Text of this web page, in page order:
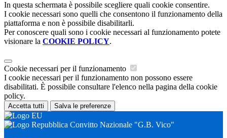
In questa schermata è possibile scegliere quali cookie consentire.
I cookie necessari sono quelli che consentono il funzionamento della
piattaforma e non è possibile disabilitarli.
Per conoscere quali sono i cookie necessari al funzionamento potete
visionare la COOKIE POLICY.
Cookie necessari per il funzionamento
I cookie necessari per il funzionamento non possono essere
disabilitati. È possibile consultare l'elenco nella pagina della cookie
policy.
Accetta tutti Salva le preferenze
Convitto Nazionale "G.B. Vico"